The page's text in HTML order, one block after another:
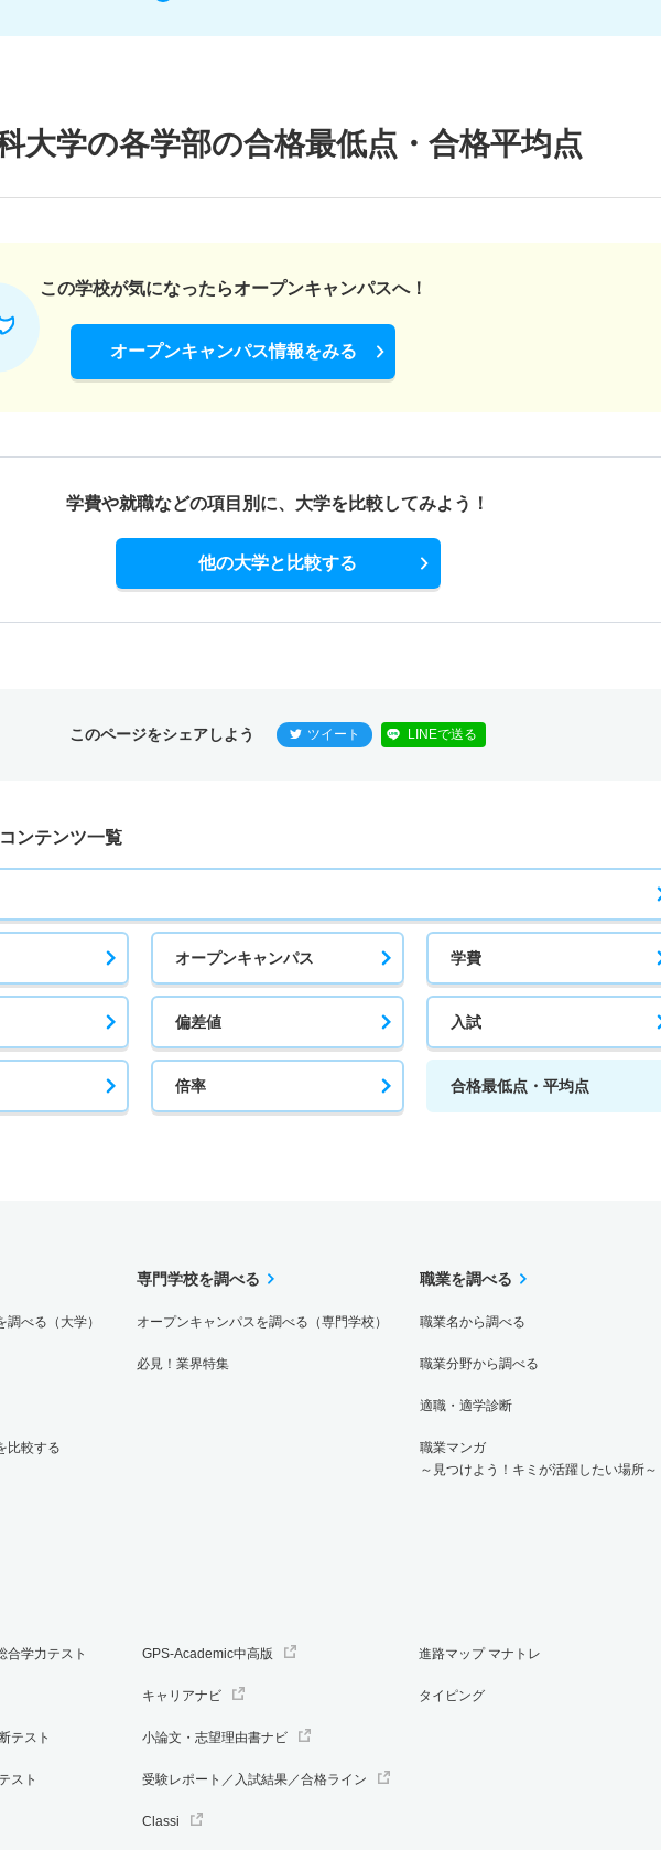
大学の各学部の合格最低点・合格平均点
この学校が気になったらオープンキャンパスへ！
オープンキャンパス情報をみる
学費や就職などの項目別に、 大学を比較してみよう！
他の大学と比較する
このページをシェアしよう ツイート LINEで送る
ンテンツ一覧
オープンキャンパス 学費
偏差値 入試
倍率 合格最低点・平均点
べる（大学）
比較する
専門学校を調べる
オープンキャンパスを調べる（専門学校）
必見！業界特集
職業を調べる
職業名から調べる
職業分野から調べる
適職・適学診断
職業マンガ
～見つけよう！キミが活躍したい場所～
合学力テスト
テスト
スト
GPS-Academic中高版
キャリアナビ
小論文・志望理由書ナビ
受験レポート／入試結果／合格ライン
Classi
進路マップ マナトレ
タイピング